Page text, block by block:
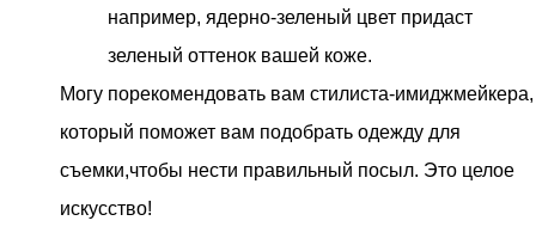
например, ядерно-зеленый цвет придаст
зеленый оттенок вашей коже.
Могу порекомендовать вам стилиста-имиджмейкера,
который поможет вам подобрать одежду для
съемки,чтобы нести правильный посыл. Это целое
искусство!